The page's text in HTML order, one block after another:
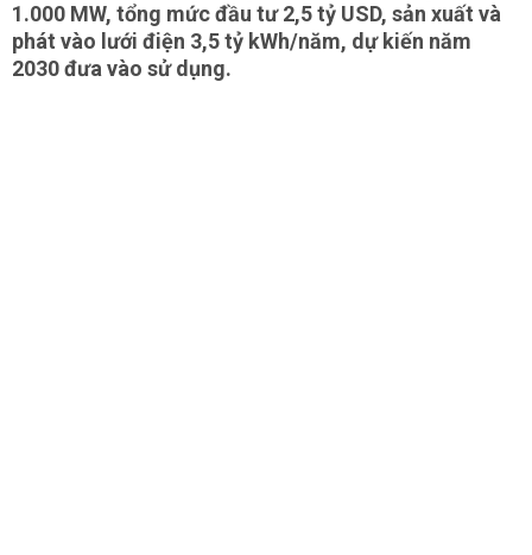
1.000 MW, tổng mức đầu tư 2,5 tỷ USD, sản xuất và
phát vào lưới điện 3,5 tỷ kWh/năm, dự kiến năm
2030 đưa vào sử dụng.